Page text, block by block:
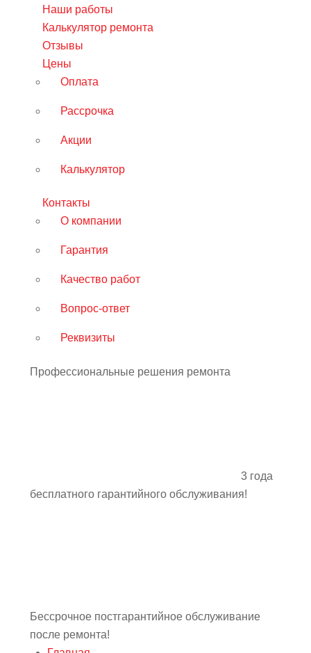
Наши работы
Калькулятор ремонта
Отзывы
Цены
Оплата
Рассрочка
Акции
Калькулятор
Контакты
О компании
Гарантия
Качество работ
Вопрос-ответ
Реквизиты
Профессиональные решения ремонта
3 года
бесплатного гарантийного обслуживания!
Бессрочное постгарантийное обслуживание
после ремонта!